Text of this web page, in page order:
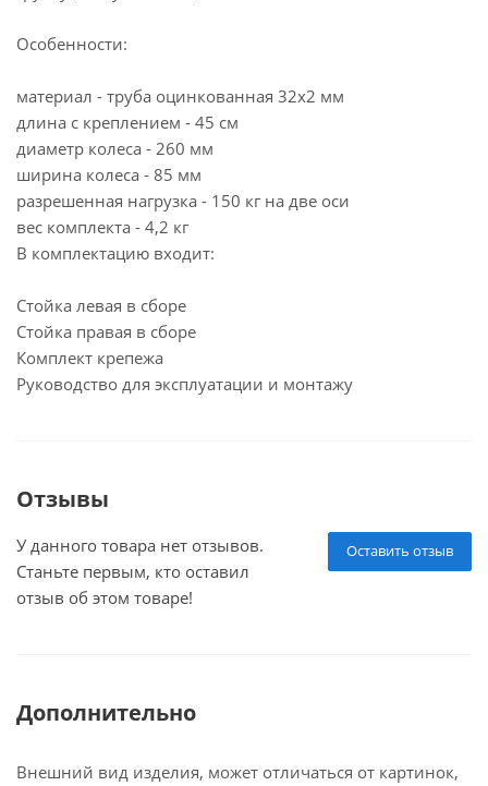
Особенности:
материал - труба оцинкованная 32х2 мм
длина с креплением - 45 см
диаметр колеса - 260 мм
ширина колеса - 85 мм
разрешенная нагрузка - 150 кг на две оси
вес комплекта - 4,2 кг
В комплектацию входит:
Стойка левая в сборе
Стойка правая в сборе
Комплект крепежа
Руководство для эксплуатации и монтажу
Отзывы
Оставить отзыв
У данного товара нет отзывов.
Станьте первым, кто оставил
отзыв об этом товаре!
Дополнительно
Внешний вид изделия, может отличаться от картинок,